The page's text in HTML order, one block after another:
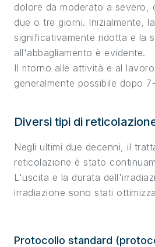
dolore da moderato a severo,
due o tre giorni. Inizialmente,
significativamente ridotta e la
all'abbagliamento è evidente.
Il ritorno alle attività e al
generalmente possibile dopo
Diversi tipi di
Negli ultimi due decenni, il
reticolazione è stato
L'uscita e la durata
irradiazione sono stati
Protocollo standard